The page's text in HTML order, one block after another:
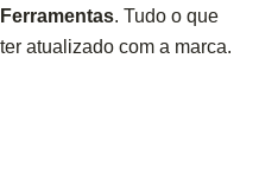
. Tudo o que
atualizado com a marca.